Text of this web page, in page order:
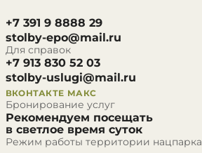
+7 391 9 8888 29
stolby-epo@mail.ru
Для справок
+7 913 830 52 03
stolby-uslugi@mail.ru
ВКОНТАКТЕ МАКС
Бронирование услуг
Рекомендуем посещать
в светлое время суток
Режим работы территории нацпарка